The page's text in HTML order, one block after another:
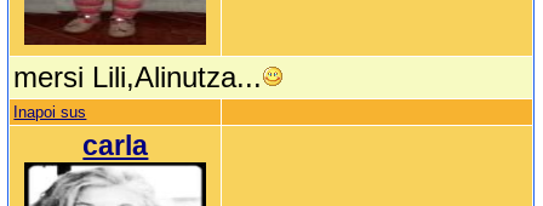
mersi Lili,Alinutza...
Inapoi sus
carla